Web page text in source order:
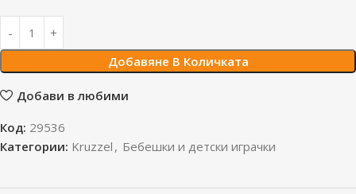
Добавяне В Количката
Добави в любими
Код: 29536
Категории: Kruzzel , Бебешки и детски играчки